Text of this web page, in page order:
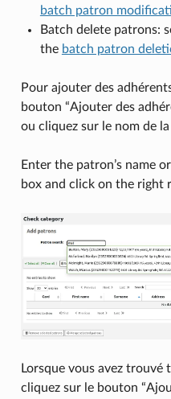
batch patron
Batch delete patrons:
the batch patron
Pour ajouter des
bouton “Ajouter des
ou cliquez sur le nom de
Enter the patron’s name
box and click on the right
Lorsque vous avez trouvé
cliquez sur le bouton